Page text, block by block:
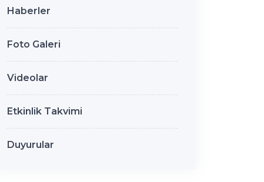
Haberler
Foto Galeri
Videolar
Etkinlik Takvimi
Duyurular